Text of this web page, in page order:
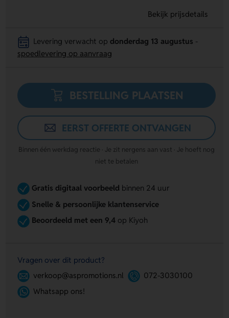
Bekijk prijsdetails
Levering verwacht op donderdag 13 augustus
spoedlevering op aanvraag
BESTELLING PLAATSEN
EERST OFFERTE ONTVANGEN
Binnen één werkdag reactie · Je zit nergens aan vast · Je hoeft nog
niet te betalen
Gratis digitaal voorbeeld binnen 24 uur
Snelle & persoonlijke klantenservice
Beoordeeld met een 9,4op Kiyoh
Vragen over dit product?
verkoop@aspromotions.nl
072-3030100
Whatsapp ons!